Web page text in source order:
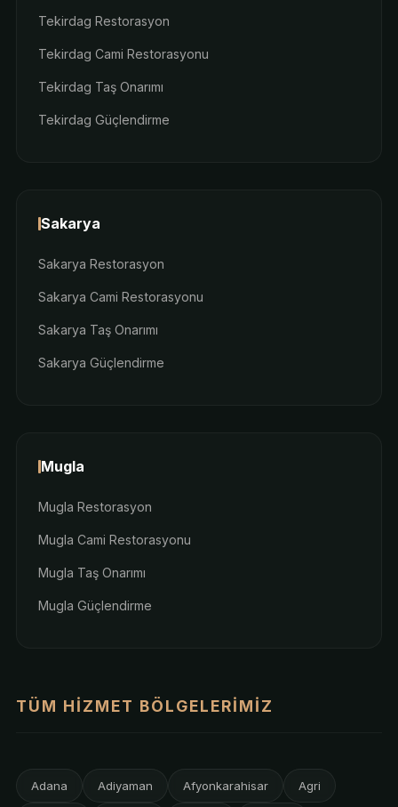
Tekirdag Restorasyon
Tekirdag Cami Restorasyonu
Tekirdag Taş Onarımı
Tekirdag Güçlendirme
Sakarya
Sakarya Restorasyon
Sakarya Cami Restorasyonu
Sakarya Taş Onarımı
Sakarya Güçlendirme
Mugla
Mugla Restorasyon
Mugla Cami Restorasyonu
Mugla Taş Onarımı
Mugla Güçlendirme
TÜM HIZMET BÖLGELERIMIZ
Adana Adiyaman Afyonkarahisar Agri